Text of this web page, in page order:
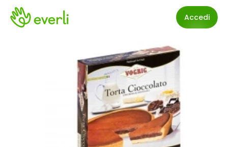
Accedi